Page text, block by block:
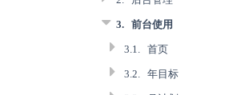
3. 前台使用
3.1. 首页
3.2. 年目标